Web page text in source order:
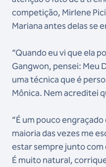
competição, Mirlene
Mariana antes delas se
“Quando eu vi que ela
Gangwon, pensei: Meu
uma técnica que é
Mônica. Nem acreditei
“É um pouco
maioria das vezes me
estar sempre junto com
É muito natural,